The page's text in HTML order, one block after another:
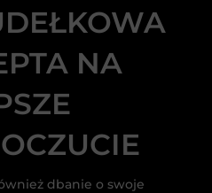
NA
dbanie o swoje